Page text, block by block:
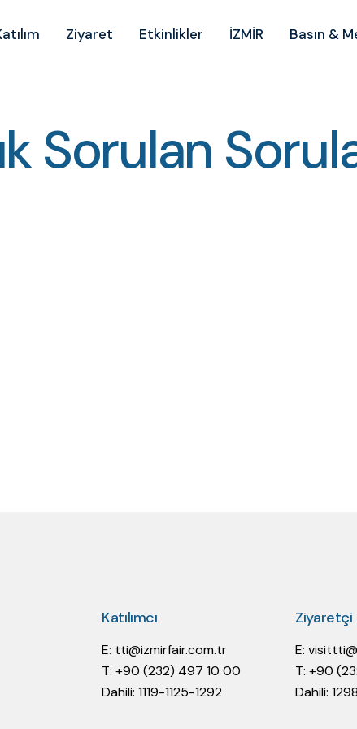
Ziyaret Etkinlikler İZMİR Basın &
Sorulan
ık Sorulan Sorul
Katılımcı
E: tti@izmirfair.com.tr
T: +90 (232) 497 10 00
Dahili: 1119-1125-1292
Ziyaretçi
E:
T: +90
Dahili: 1298